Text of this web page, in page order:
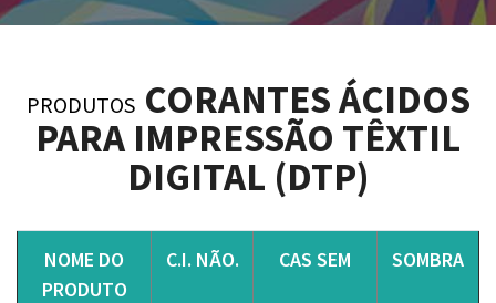
PRODUTOS CORANTES ÁCIDOS
PARA IMPRESSÃO TÊXTIL
DIGITAL (DTP)
NOME DO
PRODUTO
C.I. NÃO. CAS SEM SOMBRA